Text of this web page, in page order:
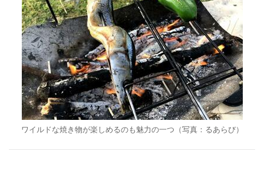
ワイルドな焼き物が楽しめるのも魅力の一つ（写真：るあらび）